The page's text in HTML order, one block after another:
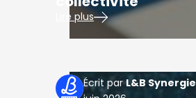
Lire plus
L&B Synergie